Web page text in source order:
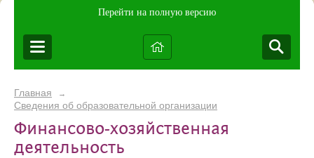
Перейти на полную версию
Главная →
Сведения об образовательной организации
Финансово-хозяйственная
деятельность